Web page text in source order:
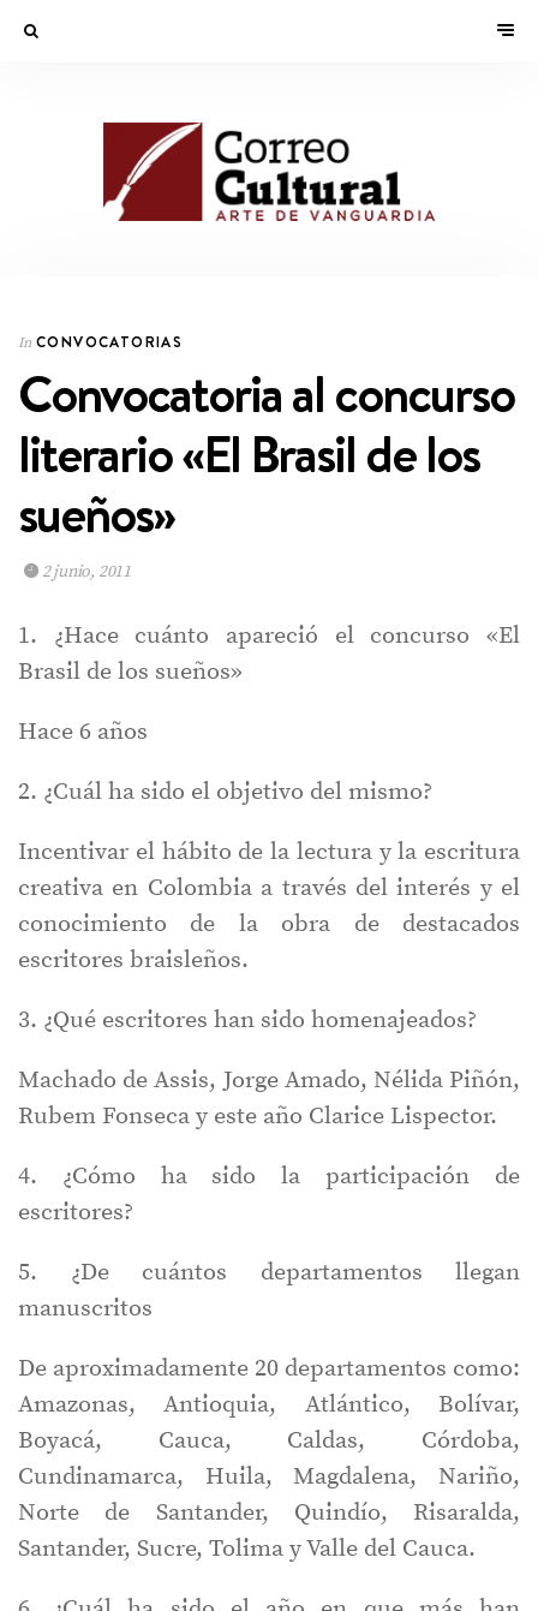
In CONVOCATORIAS
Convocatoria al concurso
literario «El Brasil de los
sueños»
2 junio, 2011
1. ¿Hace cuánto apareció el concurso «El
Brasil de los sueños»
Hace 6 años
2. ¿Cuál ha sido el objetivo del mismo?
Incentivar el hábito de la lectura y la escritura
creativa en Colombia a través del interés y el
conocimiento de la obra de destacados
escritores braisleños.
3. ¿Qué escritores han sido homenajeados?
Machado de Assis, Jorge Amado, Nélida Piñón,
Rubem Fonseca y este año Clarice Lispector.
4. ¿Cómo ha sido la participación de
escritores?
5. ¿De cuántos departamentos llegan
manuscritos
De aproximadamente 20 departamentos como:
Amazonas, Antioquia, Atlántico, Bolívar,
Boyacá, Cauca, Caldas, Córdoba,
Cundinamarca, Huila, Magdalena, Nariño,
Norte de Santander, Quindío, Risaralda,
Santander, Sucre, Tolima y Valle del Cauca.